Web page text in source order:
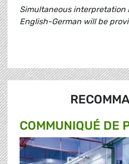
Simultaneous interpretation
English-German will be
COMMUNIQUÉ DE